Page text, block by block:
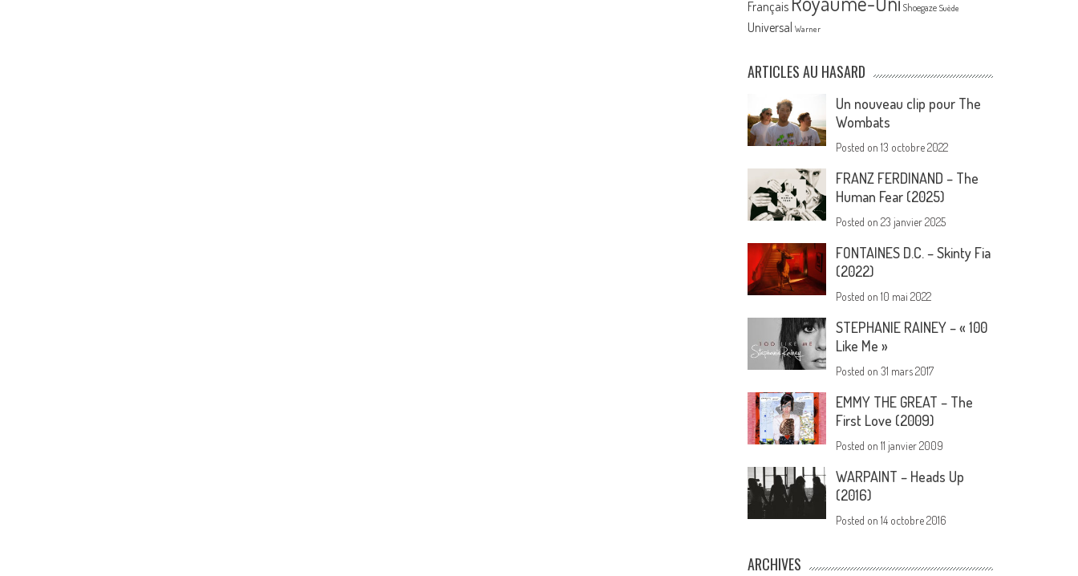
Français
Shoegaze Suède
Universal Warner
ARTICLES AU HASARD
Un nouveau clip pour The
Wombats
Posted on13 octobre 2022
FRANZ FERDINAND – The
Human Fear (2025)
Posted on23 janvier 2025
FONTAINES D.C. – Skinty Fia
(2022)
Posted on10 mai 2022
STEPHANIE RAINEY – « 100
Like Me »
Posted on31 mars 2017
EMMY THE GREAT – The
First Love (2009)
Posted on11 janvier 2009
WARPAINT – Heads Up
(2016)
Posted on14 octobre 2016
ARCHIVES